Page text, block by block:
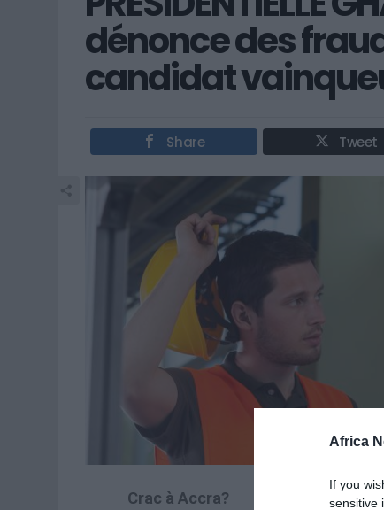
Africa
If you
sensitive
dénonce des
candidat
Share Tweet
Crac à Accra?